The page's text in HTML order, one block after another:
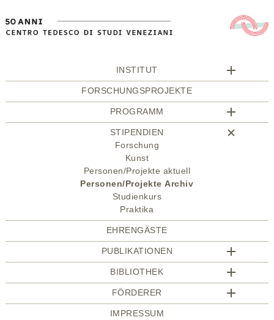
INSTITUT
FORSCHUNGSPROJEKTE
PROGRAMM
STIPENDIEN
Forschung
Kunst
Personen/Projekte aktuell
Personen/Projekte Archiv
Studienkurs
Praktika
EHRENGÄSTE
PUBLIKATIONEN
BIBLIOTHEK
FÖRDERER
IMPRESSUM